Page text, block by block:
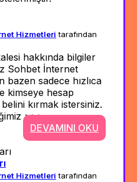
Hizmetleri tarafından
hakkında bilgiler
Sohbet İnternet
bazen sadece hızlıca
kimseye hesap
kırmak istersiniz.
>>>
DEVAMINI OKU
Hizmetleri tarafından